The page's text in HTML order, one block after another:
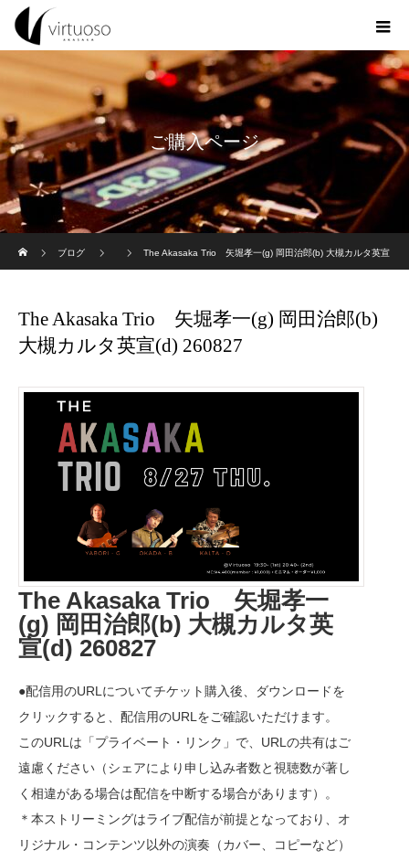
ご購入ページ
ブログ
The Akasaka Trio 矢堀孝一(g) 岡田治郎(b) 大槻カルタ英宣
The Akasaka Trio 矢堀孝一(g) 岡田治郎(b)
大槻カルタ英宣(d) 260827
The Akasaka Trio 矢堀孝一
(g) 岡田治郎(b) 大槻カルタ英
宣(d) 260827
●配信用のURLについてチケット購入後、ダウンロードを
クリックすると、配信用のURLをご確認いただけます。
このURLは「プライベート・リンク」で、URLの共有はご
遠慮ください（シェアにより申し込み者数と視聴数が著し
く相違がある場合は配信を中断する場合があります）。
＊本ストリーミングはライブ配信が前提となっており、オ
リジナル・コンテンツ以外の演奏（カバー、コピーなど）